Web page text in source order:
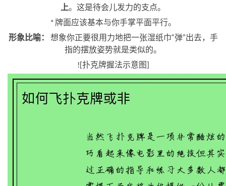
上。这是待会儿发力的支点。
* 牌面应该基本与你手掌平面平行。
形象比喻：
想象你正要很用力地把一张湿纸巾“弹”出去，手
指的摆放姿势就是类似的。
![扑克牌握法示意图]